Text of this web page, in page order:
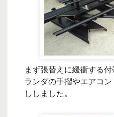
まず張替えに緩衝する
ランダの手摺やエアコ
ししました。